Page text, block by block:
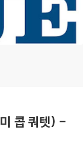
콥 쿼텟) -